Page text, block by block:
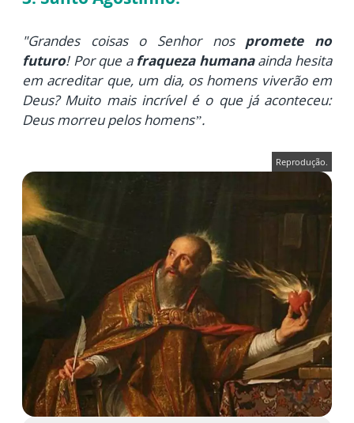
"Grandes coisas o Senhor nos promete no
futuro! Por que afraqueza humanaainda hesita
em acreditar que, um dia, os homens viverão em
Deus? Muito mais incrível é o que já aconteceu:
Deus morreu pelos homens”.
Reprodução.